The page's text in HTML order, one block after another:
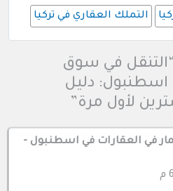
التملك العقاري في تركيا
“التنقل في سوق
اسطنبول: دليل
لأول مرة”
في العقارات في اسطنبول -